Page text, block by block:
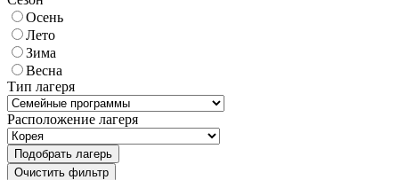
Осень
Лето
Зима
Весна
Тип лагеря
Расположение лагеря
Подобрать лагерь